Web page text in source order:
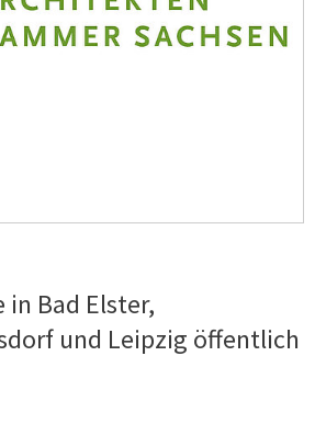
Bad Elster,
und Leipzig öffentlich